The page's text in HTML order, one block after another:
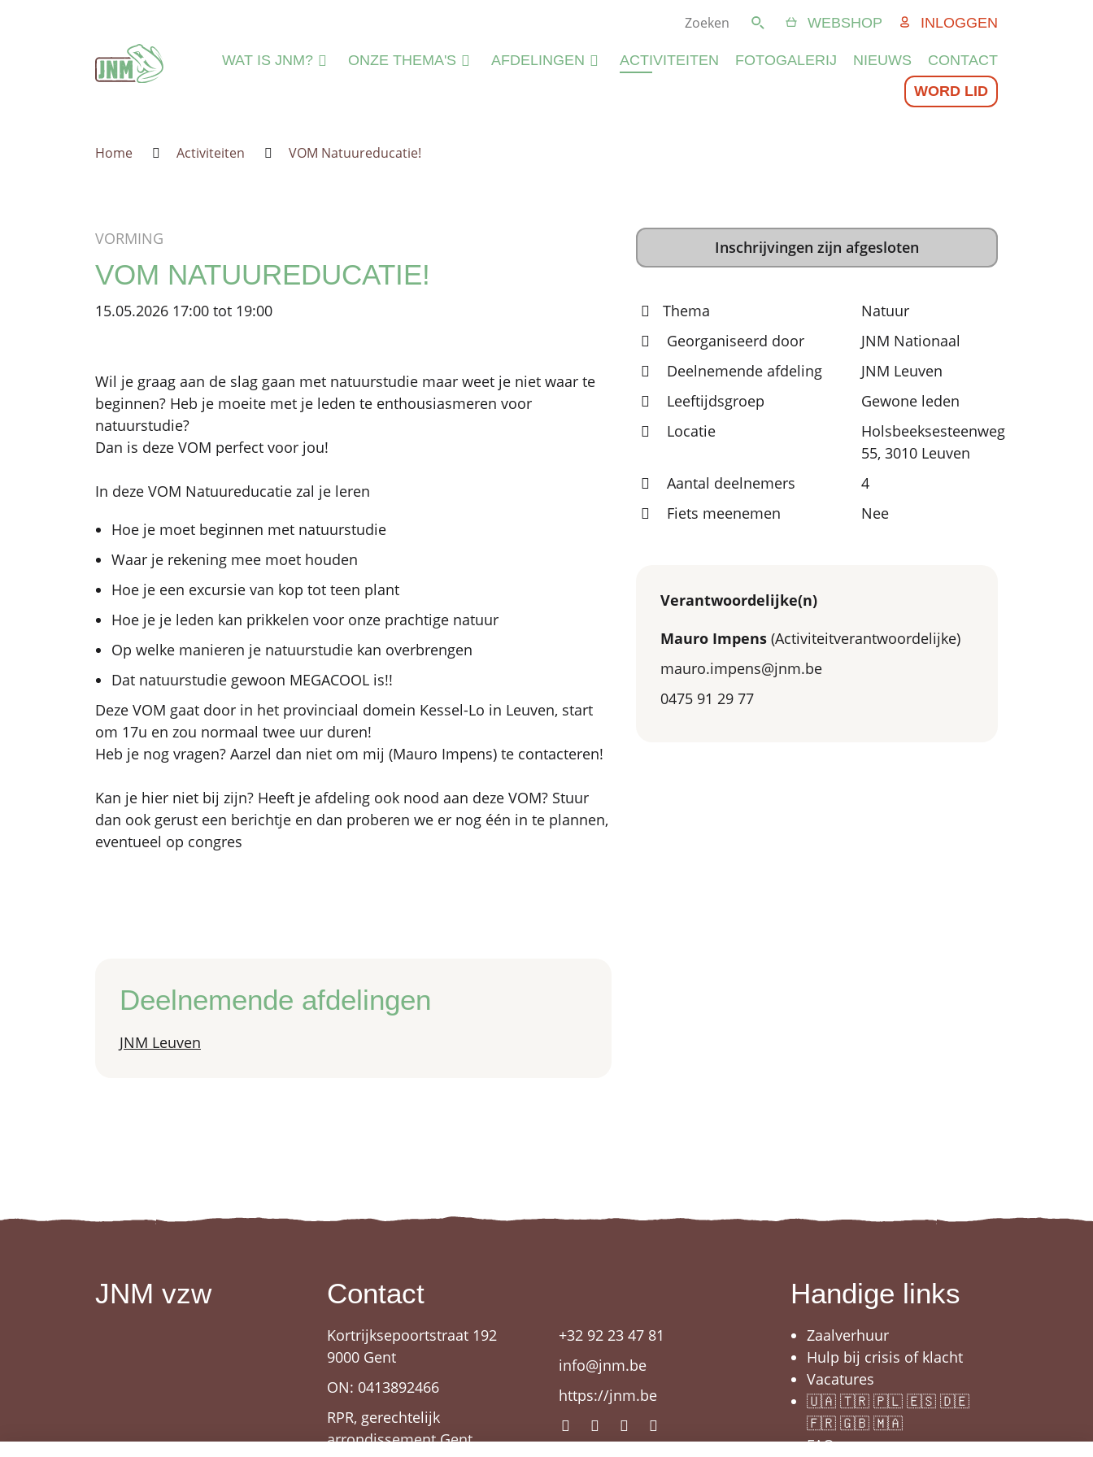
Terug naar de homepage
Zoeken
WAT IS JNM?
JNM'ER WORDEN
JNM STEUNEN
ONZE THEMA'S AFDELINGEN ACTIVITEITEN FOTOGALERIJ NIEUWS
CONTACT
WORD LID
WEBSHOP INLOGGEN
Home Activiteiten VOM Natuureducatie!
VORMING
VOM NATUUREDUCATIE!
15.05.2026 17:00 tot 19:00
Wil je graag aan de slag gaan met natuurstudie maar weet je niet waar te
beginnen? Heb je moeite met je leden te enthousiasmeren voor
natuurstudie?
Dan is deze VOM perfect voor jou!
In deze VOM Natuureducatie zal je leren
Hoe je moet beginnen met natuurstudie
Waar je rekening mee moet houden
Hoe je een excursie van kop tot teen plant
Hoe je je leden kan prikkelen voor onze prachtige natuur
Op welke manieren je natuurstudie kan overbrengen
Dat natuurstudie gewoon MEGACOOL is!!
Deze VOM gaat door in het provinciaal domein Kessel-Lo in Leuven, start
om 17u en zou normaal twee uur duren!
Heb je nog vragen? Aarzel dan niet om mij (Mauro Impens) te contacteren!
Kan je hier niet bij zijn? Heeft je afdeling ook nood aan deze VOM? Stuur
dan ook gerust een berichtje en dan proberen we er nog één in te plannen,
eventueel op congres
Deelnemende afdelingen
JNM Leuven
Inschrijvingen zijn afgesloten
Thema
Natuur
Georganiseerd door
JNM Nationaal
Deelnemende afdeling
JNM Leuven
Leeftijdsgroep
Gewone leden
Locatie
Holsbeeksesteenweg
55, 3010 Leuven
Aantal deelnemers
4
Fiets meenemen
Nee
Verantwoordelijke(n)
Mauro Impens (Activiteitverantwoordelijke)
mauro.impens@jnm.be
0475 91 29 77
JNM vzw Contact
Kortrijksepoortstraat 192
9000 Gent
ON: 0413892466
RPR, gerechtelijk
arrondissement Gent
+32 92 23 47 81
info@jnm.be
https://jnm.be
Handige links
Zaalverhuur
Hulp bij crisis of klacht
Vacatures
🇺🇦 🇹🇷 🇵🇱 🇪🇸 🇩🇪
🇫🇷 🇬🇧 🇲🇦
FAQ